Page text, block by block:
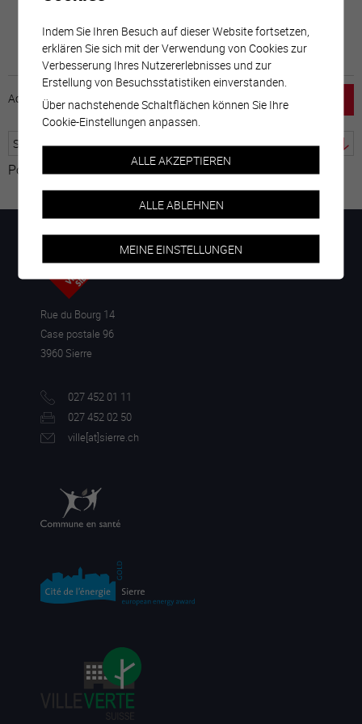
Accueil horaire emploi Mentions légales
Powered by Google Übersetzer
Rue du Bourg 14
Case postale 96
3960 Sierre
027 452 01 11
027 452 02 50
ville[at]sierre.ch
Indem Sie Ihren Besuch auf dieser Website fortsetzen,
erklären Sie sich mit der Verwendung von Cookies zur
Verbesserung Ihres Nutzererlebnisses und zur
Erstellung von Besuchsstatistiken einverstanden.
Über nachstehende Schaltflächen können Sie Ihre
Cookie-Einstellungen anpassen.
ALLE AKZEPTIEREN
ALLE ABLEHNEN
MEINE EINSTELLUNGEN